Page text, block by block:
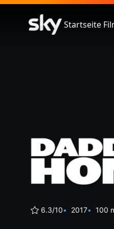
Startseite
Daddy's
6.3/10 2017 100